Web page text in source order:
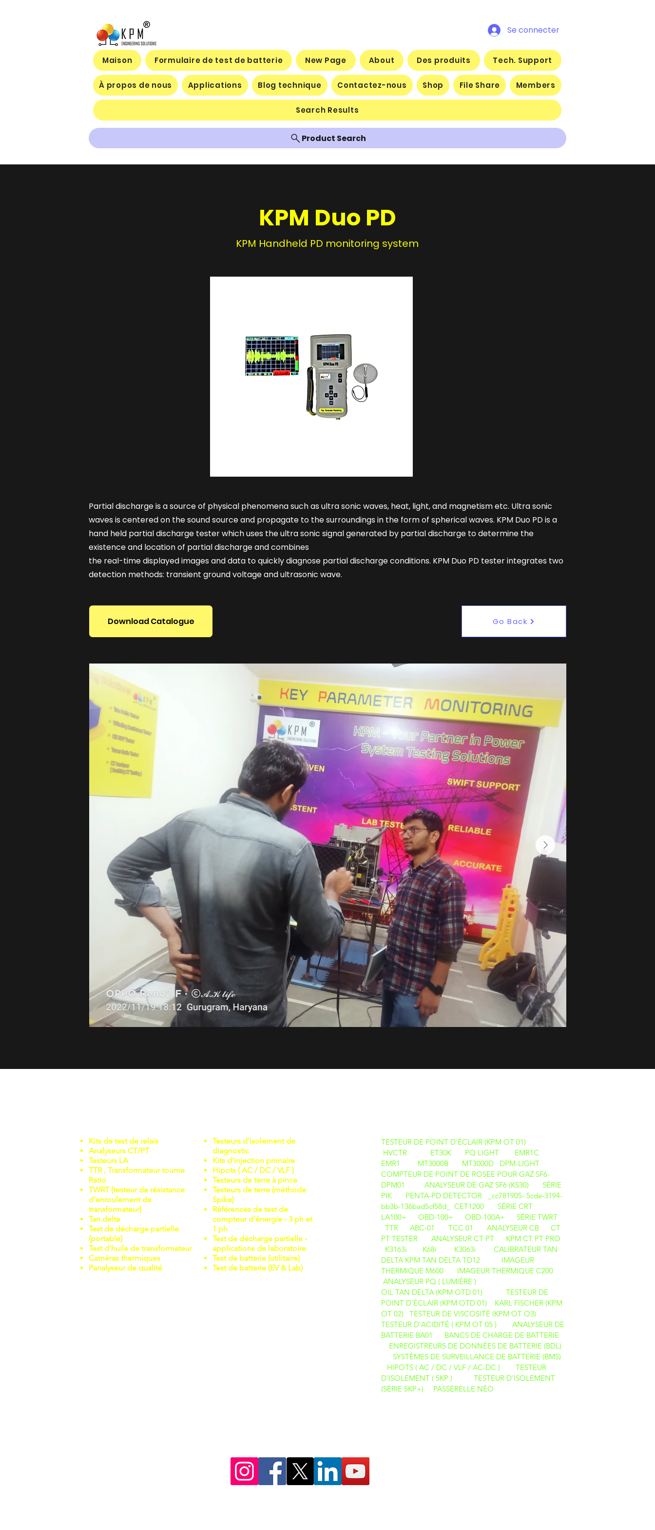
Se connecter
Maison Formulaire de test de batterie New Page About Des produits Tech. Support
À propos de nous Applications Blog technique Contactez-nous Shop File Share Members
Search Results
Product Search
KPM Duo PD
KPM Handheld PD monitoring system
Partial discharge is a source of physical phenomena such as ultra sonic waves, heat, light, and magnetism etc. Ultra sonic
waves is centered on the sound source and propagate to the surroundings in the form of spherical waves. KPM Duo PD is a
hand held partial discharge tester which uses the ultra sonic signal generated by partial discharge to determine the
existence and location of partial discharge and combines
the real-time displayed images and data to quickly diagnose partial discharge conditions. KPM Duo PD tester integrates two
detection methods: transient ground voltage and ultrasonic wave.
Download Catalogue Go Back
Kits de test de relais
Analyseurs CT/PT
Testeurs LA
TTR , Transformateur tourne
Ratio
TWRT (testeur de résistance
d'enroulement de
transformateur)
Tan delta
Test de décharge partielle
(portable)
Test d'huile de transformateur
Caméras thermiques
Panalyseur de qualité
Testeurs d'isolement de
diagnostic
Kits d'injection primaire
Hipots ( AC / DC / VLF )
Testeurs de terre à pince
Testeurs de terre (méthode
Spike)
Références de test de
compteur d'énergie - 3 ph et
1 ph
Test de décharge partielle -
applications de laboratoire
Test de batterie (utilitaire)
Test de batterie (EV & Lab)
TESTEUR DE POINT D'ÉCLAIR (KPM OT 01)
HVCTR
ET30K PQ LIGHT
EMR1C
EMR1
MT3000B MT3000D
DPM-LIGHT
COMPTEUR DE POINT DE ROSEE POUR GAZ SF6-
DPM01
ANALYSEUR DE GAZ SF6 (KS30)
SÉRIE
PIK PENTA-PD DETECTOR _cc781905- 5cde-3194-
bb3b-136bad5cf58d_ CET1200
SÉRIE CRT
LA100+
OBD-100+ OBD-100A+
SÉRIE TWRT
TTR
ABC-01 TCC 01 ANALYSEUR CB
CT
PT TESTER
ANALYSEUR CT PT
KPM CT PT PRO
K3163i
K68i K3063i
CALIBRATEUR TAN
DELTA KPM TAN DELTA TD12
IMAGEUR
THERMIQUE M600
IMAGEUR THERMIQUE C200
ANALYSEUR PQ ( LUMIÈRE )
OIL TAN DELTA (KPM OTD 01)
TESTEUR DE
POINT D'ÉCLAIR (KPM OTD 01)
KARL FISCHER (KPM
OT 02)
TESTEUR DE VISCOSITÉ (KPM OT O3)
TESTEUR D'ACIDITÉ ( KPM OT 05 )
ANALYSEUR DE
BATTERIE BA01
BANCS DE CHARGE DE BATTERIE
ENREGISTREURS DE DONNÉES DE BATTERIE (BDL)
SYSTÈMES DE SURVEILLANCE DE BATTERIE (BMS)
HIPOTS ( AC / DC / VLF / AC-DC )
TESTEUR
D'ISOLEMENT ( 5KP )
TESTEUR D'ISOLEMENT
(SÉRIE 5KP+)
PASSERELLE NÉO